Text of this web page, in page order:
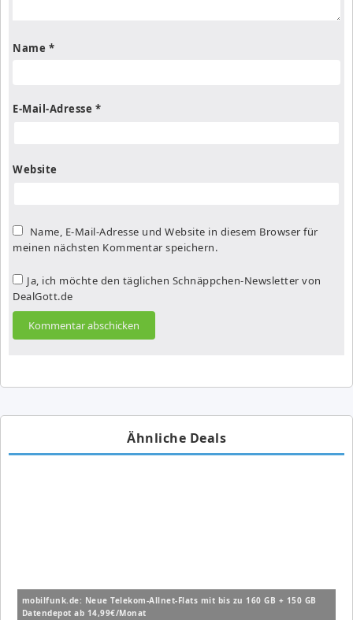
Name *
E-Mail-Adresse *
Website
Name, E-Mail-Adresse und Website in diesem Browser für
meinen nächsten Kommentar speichern.
Ja, ich möchte den täglichen Schnäppchen-Newsletter von
DealGott.de
Ähnliche Deals
mobilfunk.de: Neue Telekom-Allnet-Flats mit bis zu 160 GB + 150 GB
Datendepot ab 14,99€/Monat